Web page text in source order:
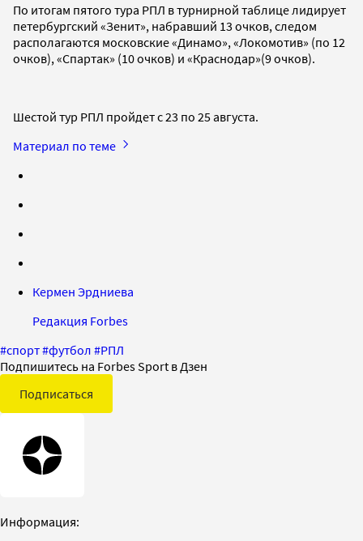
По итогам пятого тура РПЛ в турнирной таблице лидирует
петербургский «Зенит», набравший 13 очков, следом
располагаются московские «Динамо», «Локомотив» (по 12
очков), «Спартак» (10 очков) и «Краснодар»(9 очков).
Шестой тур РПЛ пройдет с 23 по 25 августа.
Материал по теме
Кермен Эрдниева
Редакция Forbes
#спорт#футбол #РПЛ
Подпишитесь на Forbes Sport в Дзен
Подписаться
Информация: